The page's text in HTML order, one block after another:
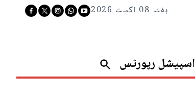
ہفتہ 08 اگست 2026
اسپیشل رپورٹس